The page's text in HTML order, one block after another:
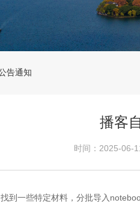
告通知
播客
时间：2025-06-
到一些特定材料，分批导入